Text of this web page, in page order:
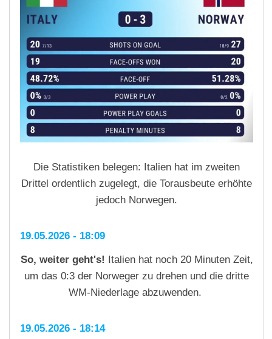
Die Statistiken belegen: Italien hat im zweiten
Drittel ordentlich zugelegt, die Torausbeute erhöhte
jedoch Norwegen.
19.05.2026 - 18:09
So, weiter geht's! Italien hat noch 20 Minuten Zeit,
um das 0:3 der Norweger zu drehen und die dritte
WM-Niederlage abzuwenden.
19.05.2026 - 18:14